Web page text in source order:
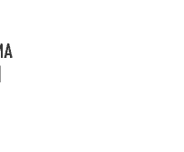
Косметики для макияжа